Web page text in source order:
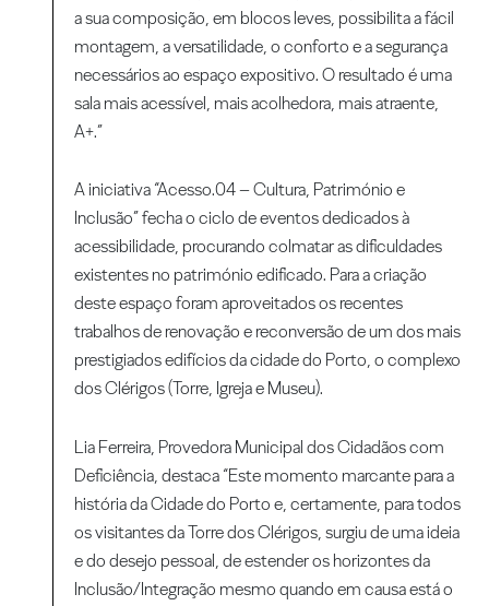
a sua composição, em blocos leves, possibilita a fácil
montagem, a versatilidade, o conforto e a segurança
necessários ao espaço expositivo. O resultado é uma
sala mais acessível, mais acolhedora, mais atraente,
A+.”
A iniciativa “Acesso.04 – Cultura, Património e
Inclusão” fecha o ciclo de eventos dedicados à
acessibilidade, procurando colmatar as dificuldades
existentes no património edificado. Para a criação
deste espaço foram aproveitados os recentes
trabalhos de renovação e reconversão de um dos mais
prestigiados edifícios da cidade do Porto, o complexo
dos Clérigos (Torre, Igreja e Museu).
Lia Ferreira, Provedora Municipal dos Cidadãos com
Deficiência, destaca “Este momento marcante para a
história da Cidade do Porto e, certamente, para todos
os visitantes da Torre dos Clérigos, surgiu de uma ideia
e do desejo pessoal, de estender os horizontes da
Inclusão/Integração mesmo quando em causa está o